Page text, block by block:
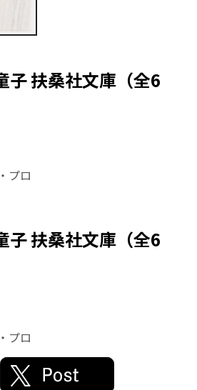
子 扶桑社文庫（全6
プロ
子 扶桑社文庫（全6
プロ